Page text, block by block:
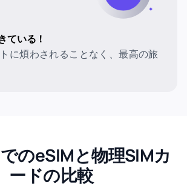
ている！
に煩わされることなく、最高の旅
のeSIMと物理SIMカ
ードの比較